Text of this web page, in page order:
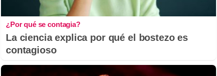
¿Por qué se contagia?
La ciencia explica por qué el bostezo es
contagioso